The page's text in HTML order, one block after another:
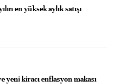
en yüksek aylık satışı
yeni kiracı enflasyon makası